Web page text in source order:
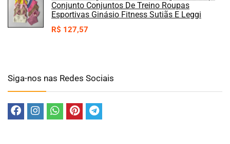
Conjunto Conjuntos De Treino Roupas
Esportivas Ginásio Fitness Sutiãs E Leggi
R$ 127,57
Siga-nos nas Redes Sociais